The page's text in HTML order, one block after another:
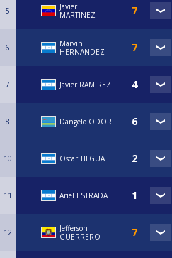
5
Javier
MARTINEZ
6
Marvin
HERNANDEZ
7 Javier RAMIREZ
8 Dangelo ODOR
10 Oscar TILGUA
11 Ariel ESTRADA
12
Jefferson
GUERRERO